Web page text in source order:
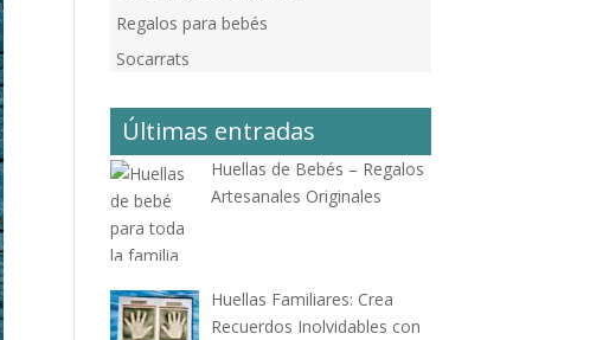
Regalos para bebés
Socarrats
Últimas entradas
Huellas de Bebés – Regalos
Artesanales Originales
Huellas Familiares: Crea
Recuerdos Inolvidables con